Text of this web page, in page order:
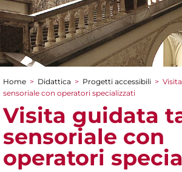
Tu sei qui
Home > Didattica > Progetti accessibili >
sensoriale con operatori specializzati
Visita guidata
sensoriale con
operatori